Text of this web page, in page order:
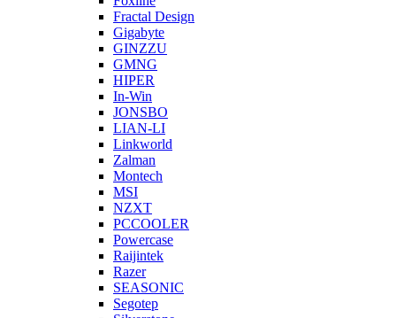
Fractal Design
Gigabyte
GINZZU
GMNG
HIPER
In-Win
JONSBO
LIAN-LI
Linkworld
Zalman
Montech
MSI
NZXT
PCCOOLER
Powercase
Raijintek
Razer
SEASONIC
Segotep